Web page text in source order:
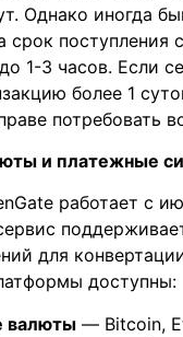
Однако иногда
срок поступления
1-3 часов. Если
более 1
потребовать
и платежные
работает с
для
доступны:
валюты — Bitcoin,